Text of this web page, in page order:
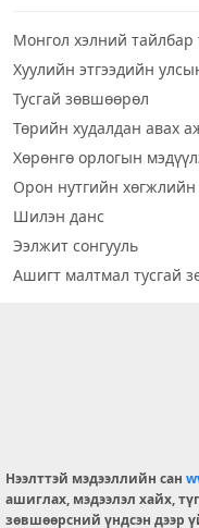
Монгол хэлний тайлбар
Хуулийн этгээдийн
Тусгай зөвшөөрөл
Төрийн худалдан авах
Хөрөнгө орлогын
Орон нутгийн хөгжлийн
Шилэн данс
Ээлжит сонгууль
Ашигт малтмал тусгай
info@opendatalab.mn
© 2026
Нээлттэй мэдээллийн сан
ашиглах, мэдээлэл хайх,
зөвшөөрсний үндсэн дээр